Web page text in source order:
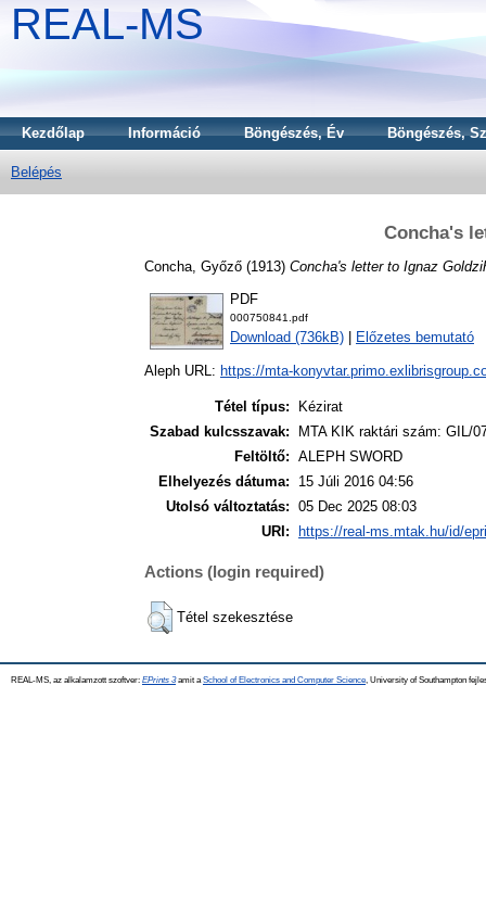
REAL-MS
Kezdőlap Információ Böngészés, Év Böngészés,
Belépés
Concha's
Concha, Győző (1913) Concha's letter to Ignaz
PDF
000750841.pdf
Download (736kB) Előzetes bemutató
Aleph URL: https://mta-
Tétel típus:
Kézirat
Szabad kulcsszavak:
MTA KIK raktári szám: GIL/
Feltöltő: ALEPH SWORD
Elhelyezés dátuma:
15 Júli 2016 04:56
Utolsó változtatás: 05 Dec 2025 08:03
URI:
https://real-ms.mtak.hu/id/
Actions (login required)
Tétel szekesztése
REAL-MS, az alkalamzott szoftver: EPrints 3amit a School of Electronics and Computer Science , University of Southampton